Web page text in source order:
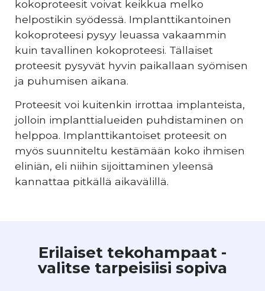
kokoproteesit voivat keikkua melko
helpostikin syödessä. Implanttikantoinen
kokoproteesi pysyy leuassa vakaammin
kuin tavallinen kokoproteesi. Tällaiset
proteesit pysyvät hyvin paikallaan syömisen
ja puhumisen aikana.
Proteesit voi kuitenkin irrottaa implanteista,
jolloin implanttialueiden puhdistaminen on
helppoa. Implanttikantoiset proteesit on
myös suunniteltu kestämään koko ihmisen
eliniän, eli niihin sijoittaminen yleensä
kannattaa pitkällä aikavälillä.
Erilaiset tekohampaat -
valitse tarpeisiisi sopiva